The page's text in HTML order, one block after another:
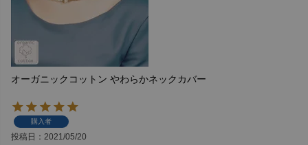
オーガニックコットン やわらかネックカバー
購入者
投稿日 2021/05/20